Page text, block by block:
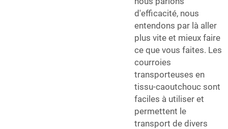
d'efficacité, nous
entendons par là aller
plus vite et mieux faire
ce que vous faites. Les
courroies
transporteuses en
tissu-caoutchouc sont
faciles à utiliser et
permettent le
transport de divers